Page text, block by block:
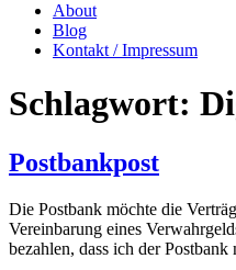
About
Blog
Kontakt / Impressum
Schlagwort:
Postbankpost
Die Postbank möchte die
Vereinbarung eines
bezahlen, dass ich der